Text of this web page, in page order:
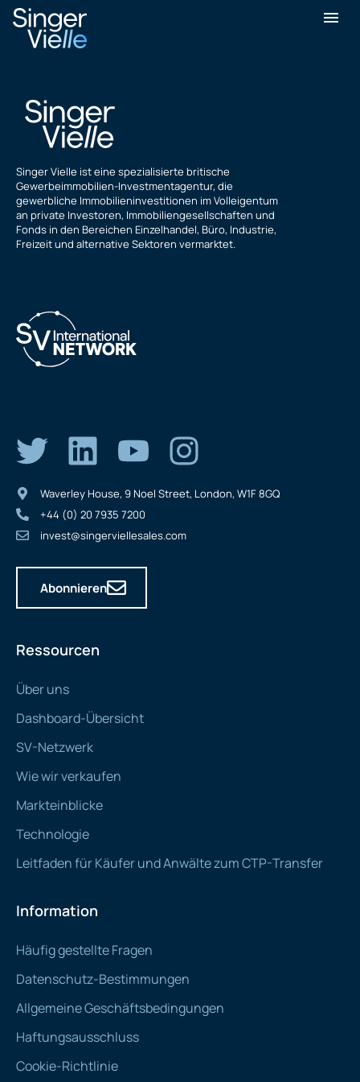
Gulbir Dhillon
Singer Vielle ist eine spezialisierte britische
Gewerbeimmobilien-Investmentagentur, die
gewerbliche Immobilieninvestitionen im Volleigentum
an private Investoren, Immobiliengesellschaften und
Fonds in den Bereichen Einzelhandel, Büro, Industrie,
Freizeit und alternative Sektoren vermarktet.
Ressourcen
Über uns
Dashboard-Übersicht
SV-Netzwerk
Wie wir verkaufen
Markteinblicke
Technologie
Leitfaden für Käufer und Anwälte zum CTP-Transfer
Information
Häufig gestellte Fragen
Datenschutz-Bestimmungen
Allgemeine Geschäftsbedingungen
Haftungsausschluss
Cookie-Richtlinie
Waverley House, 9 Noel Street, London, W1F 8GQ
+44 (0) 20 7935 7200
invest@singerviellesales.com
Abonnieren